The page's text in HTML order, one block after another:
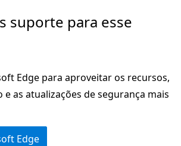
suporte para esse
Edge para aproveitar os recursos,
as atualizações de segurança mais
Edge